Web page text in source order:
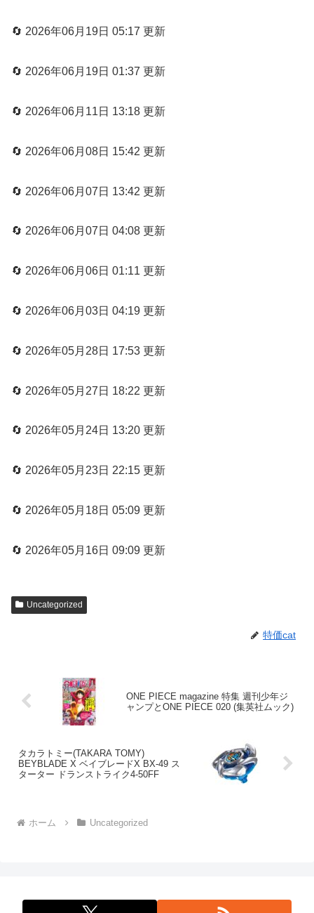
🔄 2026年06月19日 05:17 更新
🔄 2026年06月19日 01:37 更新
🔄 2026年06月11日 13:18 更新
🔄 2026年06月08日 15:42 更新
🔄 2026年06月07日 13:42 更新
🔄 2026年06月07日 04:08 更新
🔄 2026年06月06日 01:11 更新
🔄 2026年06月03日 04:19 更新
🔄 2026年05月28日 17:53 更新
🔄 2026年05月27日 18:22 更新
🔄 2026年05月24日 13:20 更新
🔄 2026年05月23日 22:15 更新
🔄 2026年05月18日 05:09 更新
🔄 2026年05月16日 09:09 更新
Uncategorized
特価cat
ONE PIECE magazine 特集 週刊少年ジ
ャンプとONE PIECE 020 (集英社ムック)
タカラトミー(TAKARA TOMY)
BEYBLADE X ベイブレードX BX-49 ス
ターター ドランストライク4-50FF
ホーム Uncategorized